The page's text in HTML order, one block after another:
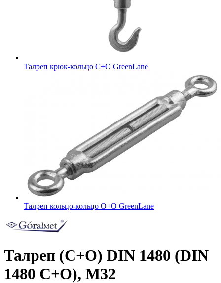
Талреп крюк-кольцо С+O GreenLane
Талреп кольцо-кольцо О+О GreenLane
Талреп (С+О) DIN 1480 (DIN
1480 C+O), М32